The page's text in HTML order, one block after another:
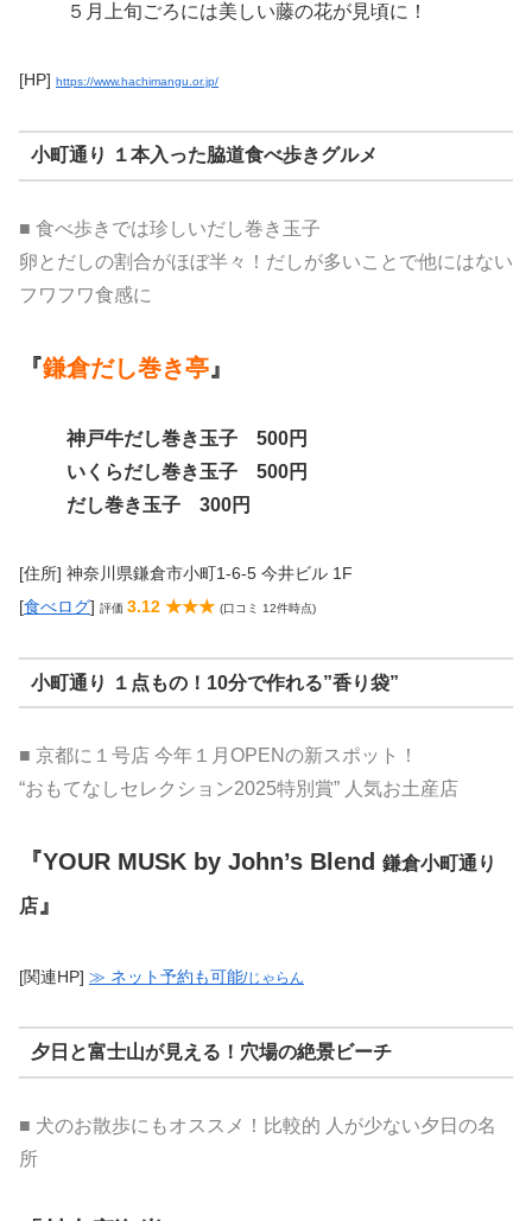
５月上旬ごろには美しい藤の花が見頃に！
[HP] https://www.hachimangu.or.jp/
小町通り １本入った脇道食べ歩きグルメ
■ 食べ歩きでは珍しいだし巻き玉子
卵とだしの割合がほぼ半々！だしが多いことで他にはない
フワフワ食感に
『鎌倉だし巻き亭』
神戸牛だし巻き玉子 500円
いくらだし巻き玉子 500円
だし巻き玉子 300円
[住所] 神奈川県鎌倉市小町1-6-5 今井ビル 1F
[食べログ] 評価 3.12 ★★★ (口コミ 12件時点)
小町通り １点もの！10分で作れる”香り袋”
■ 京都に１号店 今年１月OPENの新スポット！
“おもてなしセレクション2025特別賞” 人気お土産店
『YOUR MUSK by John’s Blend 鎌倉小町通り
店』
[関連HP] ≫ ネット予約も可能/じゃらん
夕日と富士山が見える！穴場の絶景ビーチ
■ 犬のお散歩にもオススメ！比較的 人が少ない夕日の名
所